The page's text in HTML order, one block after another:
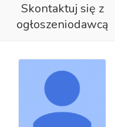
Skontaktuj się z
ogłoszeniodawcą